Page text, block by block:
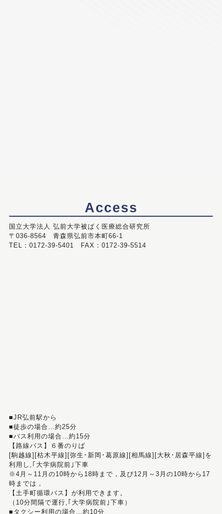
Access
国立大学法人 弘前大学被ばく医療総合研究所
〒036-8564 青森県弘前市本町66-1
TEL：0172-39-5401 FAX：0172-39-5514
■JR弘前駅から
■徒歩の場合…約25分
■バス利用の場合…約15分
【路線バス】６番のりば
[駒越線][枯木平線][弥生･新岡･葛原線][相馬線][大秋･居森平線]を
利用し,｢大学病院前｣下車
※4月～11月の10時から18時まで，及び12月～3月の10時から17
時までは，
【土手町循環バス】が利用できます。
（10分間隔で運行,｢大学病院前｣下車）
■タクシー利用の場合…約10分